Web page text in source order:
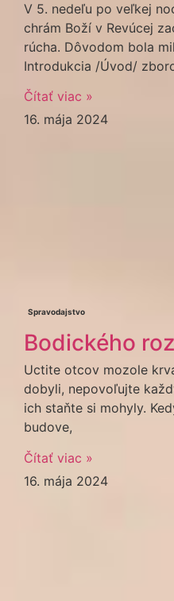
V 5. nedeľu po veľkej
chrám Boží v Revúcej
rúcha. Dôvodom bola
Introdukcia /Úvod/
Čítať viac »
16. mája 2024
Spravodajstvo
Bodického
Uctite otcov mozole
dobyli, nepovoľujte
ich staňte si mohyly.
budove,
Čítať viac »
16. mája 2024